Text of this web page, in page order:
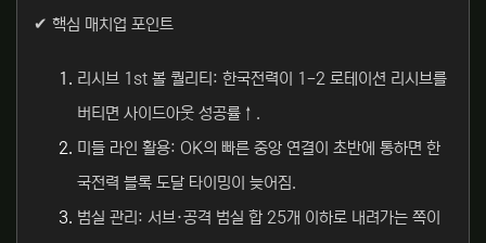
✔ 핵심 매치업 포인트
리시브 1st 볼 퀄리티: 한국전력이 1-2 로테이션 리시브를
버티면 사이드아웃 성공률↑.
미들 라인 활용: OK의 빠른 중앙 연결이 초반에 통하면 한
국전력 블록 도달 타이밍이 늦어짐.
범실 관리: 서브·공격 범실 합 25개 이하로 내려가는 쪽이